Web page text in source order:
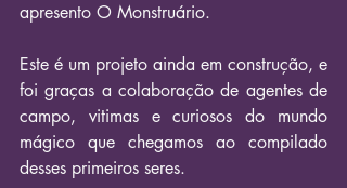
apresento O Monstruário.
Este é um projeto ainda em construção, e
foi graças a colaboração de agentes de
campo, vitimas e curiosos do mundo
mágico que chegamos ao compilado
desses primeiros seres.